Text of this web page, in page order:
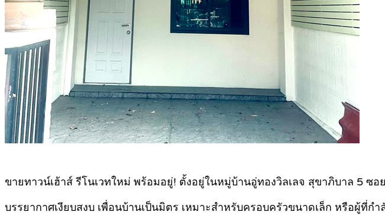
ขายทาวน์เฮ้าส์ รีโนเวทใหม่ พร้อมอยู่! ตั้งอยู่ในหมู่บ้านอู่ทองวิลเลจ สุขาภิบาล 5 ซอ
บรรยากาศเงียบสงบ เพื่อนบ้านเป็นมิตร เหมาะสำหรับครอบครัวขนาดเล็ก หรือผู้ที่